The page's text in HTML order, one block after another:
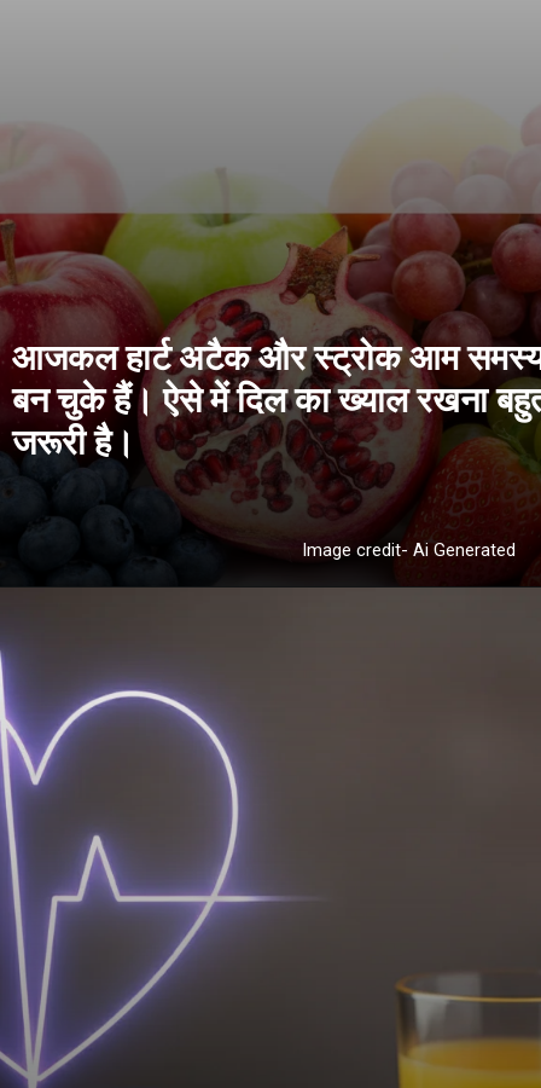
आजकल हार्ट अटैक और स्ट्रोक आम
बन चुके हैं। ऐसे में दिल का ख्याल रखना
Image credit- Ai Generated